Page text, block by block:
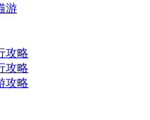
游
攻略
攻略
攻略